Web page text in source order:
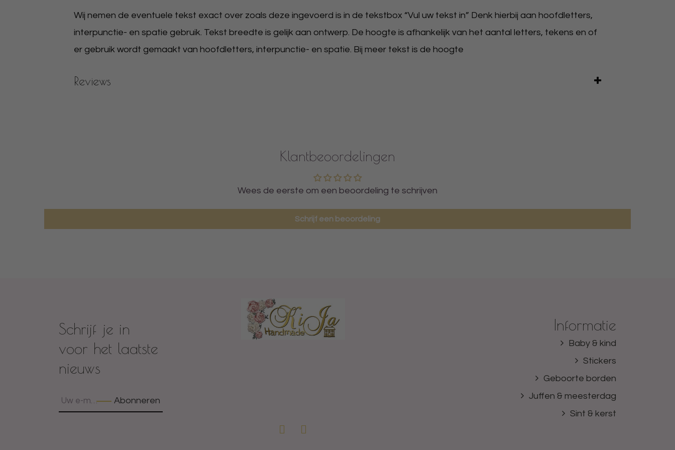
Wij nemen de eventuele tekst exact over zoals deze ingevoerd is in de tekstbox “Vul uw tekst in” Denk hierbij aan hoofdletters,
interpunctie- en spatie gebruik. Tekst breedte is gelijk aan ontwerp. De hoogte is afhankelijk van het aantal letters, tekens en of
er gebruik wordt gemaakt van hoofdletters, interpunctie- en spatie. Bij meer tekst is de hoogte
Reviews
Klantbeoordelingen
Wees de eerste om een beoordeling te schrijven
Schrijf een beoordeling
Schrijf je in
voor het laatste
nieuws
Abonneren
Informatie
Baby & kind
Stickers
Geboorte borden
Juffen & meesterdag
Sint & kerst